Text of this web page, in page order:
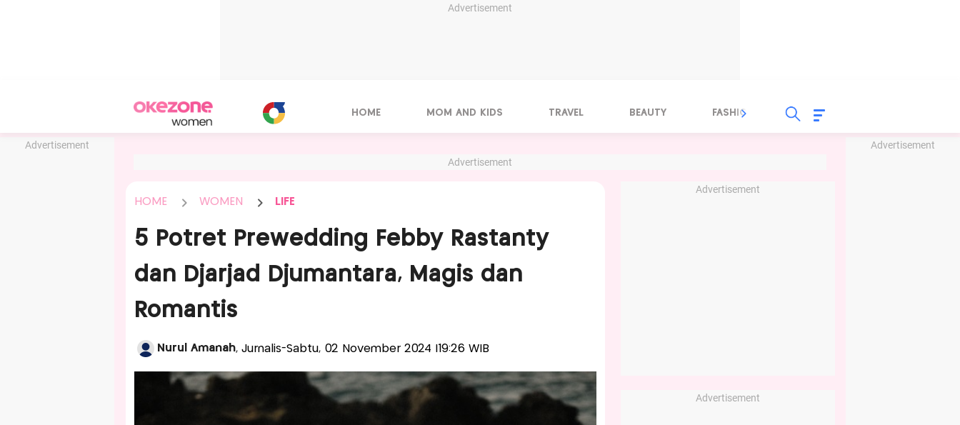
Advertisement
Advertisement Advertisement
HOME MOM AND KIDS TRAVEL BEAUTY FASHION FOOD
Advertisement
HOME WOMEN LIFE
5 Potret Prewedding Febby Rastanty
dan Djarjad Djumantara, Magis dan
Romantis
Nurul Amanah, Jurnalis-Sabtu, 02 November 2024 |19:26 WIB
Advertisement
Advertisement